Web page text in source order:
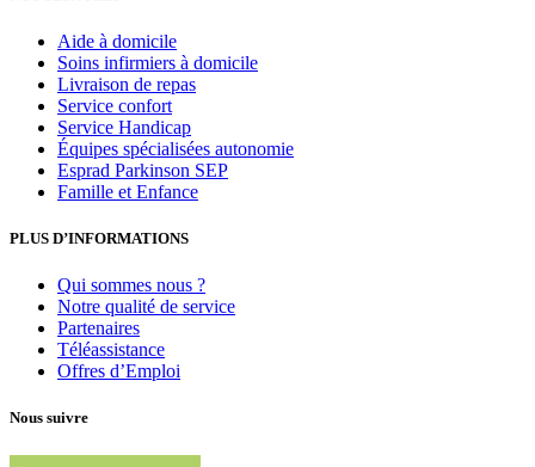
Aide à domicile
Soins infirmiers à domicile
Livraison de repas
Service confort
Service Handicap
Équipes spécialisées autonomie
Esprad Parkinson SEP
Famille et Enfance
PLUS D’INFORMATIONS
Qui sommes nous ?
Notre qualité de service
Partenaires
Téléassistance
Offres d’Emploi
Nous suivre